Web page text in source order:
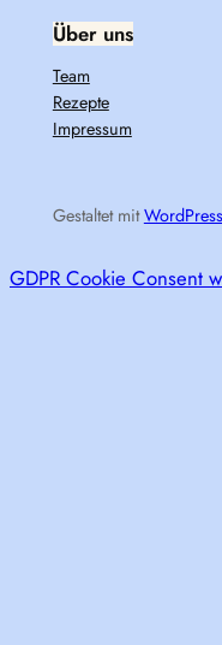
Über uns
Team
Rezepte
Impressum
Gestaltet mitWordPress
GDPR Cookie Consent